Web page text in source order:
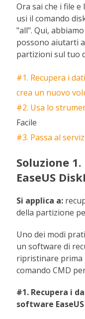
Ora sai che i file
usi il comando
"all". Qui,
possono aiutarti
partizioni sul tuo
#1. Recupera i
crea un nuovo
#2. Usa lo
Facile
#3. Passa al
Soluzione
EaseUS
Si applica a:
della partizione
Uno dei modi
un software di
ripristinare prima
comando CMD
#1. Recupera i
software